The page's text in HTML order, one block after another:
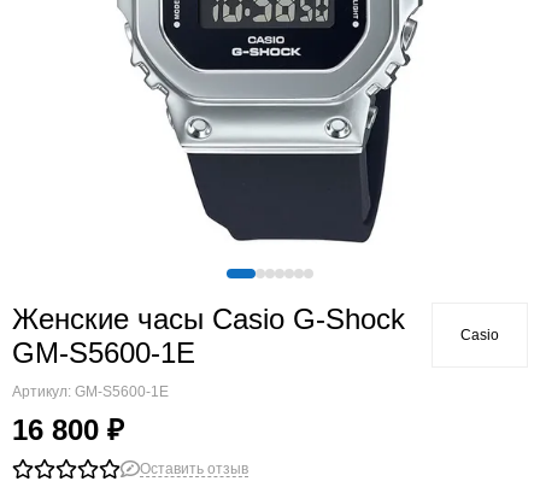
Женские часы Casio G-Shock
GM-S5600-1E
Артикул: GM-S5600-1E
16 800 ₽
Casio
Оставить отзыв